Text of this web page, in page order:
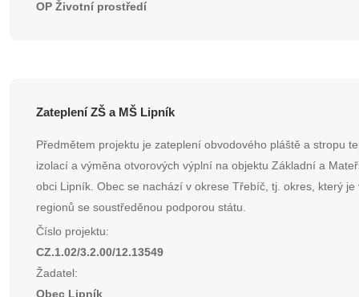
OP Životní prostředí
Zateplení ZŠ a MŠ Lipník
Předmětem projektu je zateplení obvodového pláště a stropu
izolací a výměna otvorových výplní na objektu Základní a
obci Lipník. Obec se nachází v okrese Třebíč, tj. okres, který je
regionů se soustředěnou podporou státu.
Číslo projektu:
CZ.1.02/3.2.00/12.13549
Žadatel:
Obec Lipník